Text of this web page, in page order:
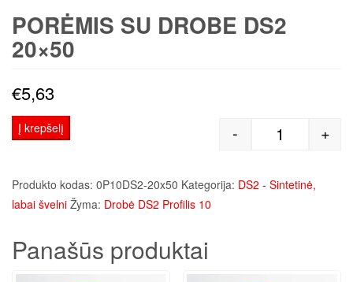
PORĖMIS SU DROBE DS2
20×50
€5,63
produkto
- +
Į krepšelį
Produkto kodas: 0P10DS2-20x50 Kategorija: DS2 - Sintetinė,
labai švelni Žyma: Drobė DS2 Profilis 10
Panašūs produktai